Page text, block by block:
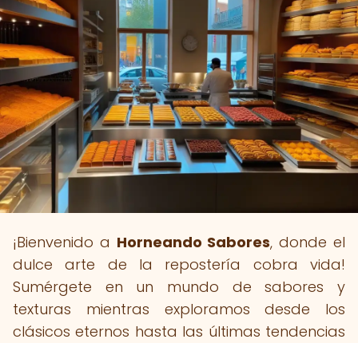
¡Bienvenido a Horneando Sabores, donde el
dulce arte de la repostería cobra vida!
Sumérgete en un mundo de sabores y
texturas mientras exploramos desde los
clásicos eternos hasta las últimas tendencias